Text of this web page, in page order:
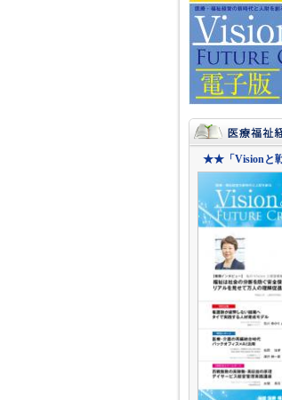
★★「Visionと